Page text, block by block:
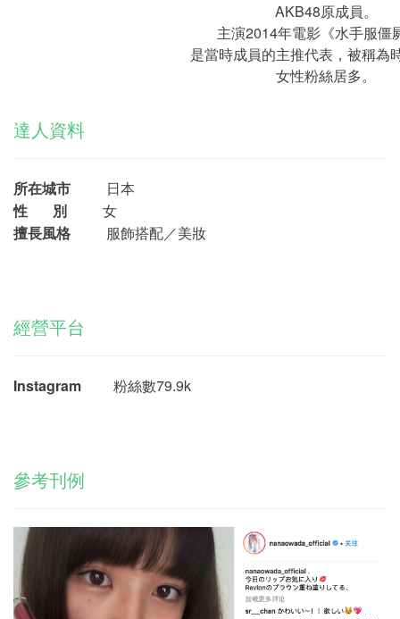
AKB48原成員。
主演2014年電影《水手服僵
是當時成員的主推代表，被稱為
女性粉絲居多。
達人資料
所在城市 日本
性 別 女
擅長風格 服飾搭配／美妝
經營平台
Instagram 粉絲數79.9k
參考刊例